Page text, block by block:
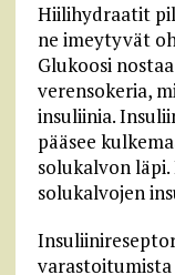
Hiilihydraatit
ne imeytyvät
Glukoosi
verensokeria,
insuliinia.
pääsee
solukalvon
solukalvojen
varastoitumista